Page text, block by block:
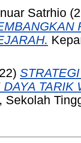
Satrhio
TARIK
Sekolah